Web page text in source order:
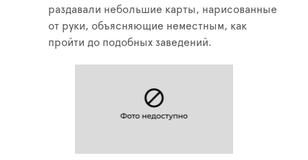
раздавали небольшие карты, нарисованные
от руки, объясняющие неместным, как
пройти до подобных заведений.